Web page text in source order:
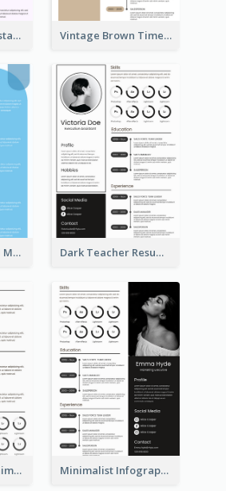
Light Purple Assistant Resume Vintage Brown Timeline Resume
Blue Professional Marketing Resume Dark Teacher Resume
Photography Minimalist Design Resume Minimalist Infographic Resume